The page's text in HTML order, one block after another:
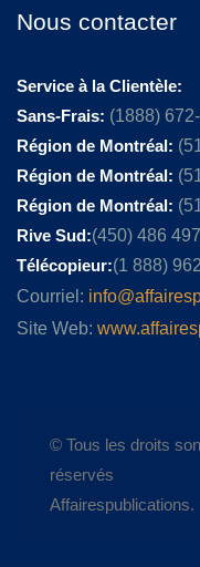
Nous contacter
Service à la Clientèle:
Sans-Frais: (1888)
Région de Montréal:
Région de Montréal:
Région de Montréal:
Rive Sud:(450) 486
Télécopieur:(1 888)
Courriel:
Site Web:
© Tous les droits
réservés
Affairespublications.